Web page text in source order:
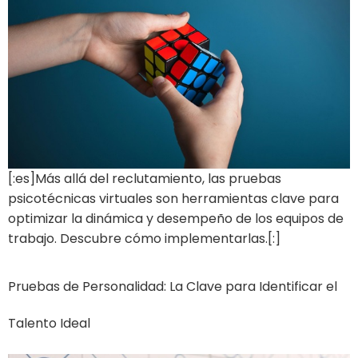
[:es]Más allá del reclutamiento, las pruebas
psicotécnicas virtuales son herramientas clave para
optimizar la dinámica y desempeño de los equipos de
trabajo. Descubre cómo implementarlas.[:]
Pruebas de Personalidad: La Clave para Identificar el
Talento Ideal